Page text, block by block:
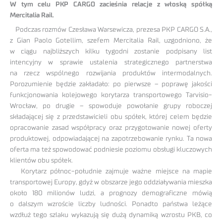
W tym celu PKP CARGO zacieśnia relacje z włoską spółką
Mercitalia Rail.
Podczas rozmów Czesława Warsewicza, prezesa PKP CARGO S.A.,
z Gian Paolo Gotellim, szefem Mercitalia Rail, uzgodniono, że
w ciągu najbliższych kilku tygodni zostanie podpisany list
intencyjny w sprawie ustalenia strategicznego partnerstwa
na rzecz wspólnego rozwijania produktów intermodalnych.
Porozumienie będzie zakładało: po pierwsze – poprawę jakości
funkcjonowania kolejowego korytarza transportowego Tarvisio-
Wrocław, po drugie – spowoduje powołanie grupy roboczej
składającej się z przedstawicieli obu spółek, której celem będzie
opracowanie zasad współpracy oraz przygotowanie nowej oferty
produktowej, odpowiadającej na zapotrzebowanie rynku. Ta nowa
oferta ma też spowodować podniesie poziomu obsługi kluczowych
klientów obu spółek.
Korytarz północ-południe zajmuje ważne miejsce na mapie
transportowej Europy, gdyż w obszarze jego oddziaływania mieszka
około 180 milionów ludzi, a prognozy demograficzne mówią
o dalszym wzroście liczby ludności. Ponadto państwa leżące
wzdłuż tego szlaku wykazują się dużą dynamiką wzrostu PKB, co